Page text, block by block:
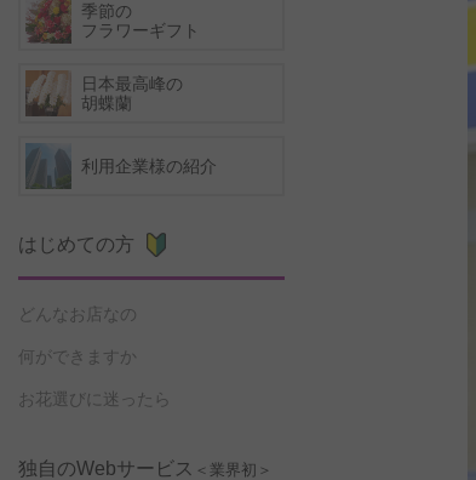
季節の
フラワーギフト
日本最高峰の
胡蝶蘭
利用企業様の紹介
はじめての方
どんなお店なの
何ができますか
お花選びに迷ったら
独自のWebサービス ＜業界初＞